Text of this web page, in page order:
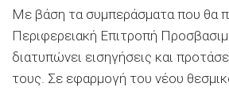
Με βάση τα συμπεράσματα που θα
Περιφερειακή Επιτροπή
διατυπώνει εισηγήσεις και
τους. Σε εφαρμογή του νέου